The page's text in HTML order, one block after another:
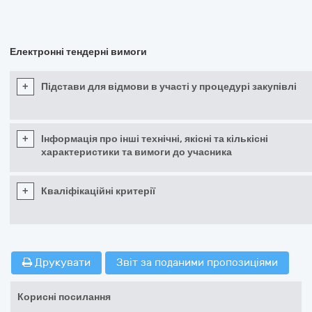
Електронні тендерні вимоги
+ Підстави для відмови в участі у процедурі закупівлі
+
Інформація про інші технічні, якісні та кількісні
характеристики та вимоги до учасника
+ Кваліфікаційні критерії
Друкувати Звіт за поданими пропозиціями
Корисні посилання